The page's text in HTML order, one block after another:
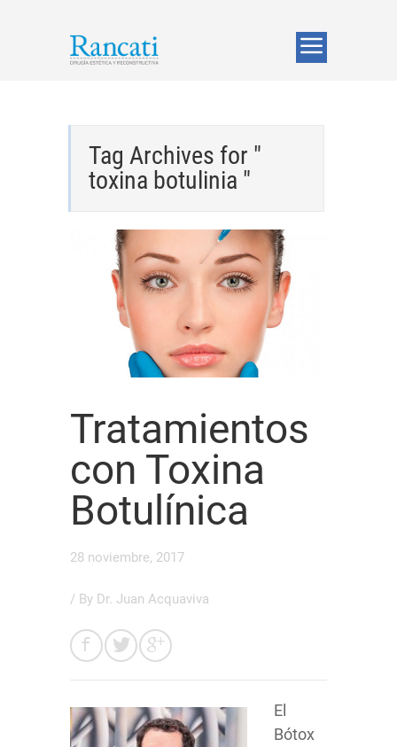
Tag Archives for "
toxina botulinia "
Tratamientos
con Toxina
Botulínica
28 noviembre, 2017
/ By Dr. Juan Acquaviva
El
Bótox